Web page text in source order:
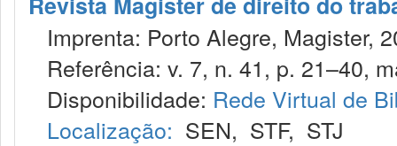
Imprenta: Porto Alegre, Magister,
Referência: v. 7, n. 41, p. 21–40,
Disponibilidade: Rede Virtual de
Localização: SEN, STF, STJ